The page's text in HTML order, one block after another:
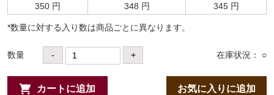
350 円
348 円 345 円
*数量に対する⼊り数は商品ごとに異なります。
数量 - + 在庫状況： ○
カートに追加 お気に入りに追加